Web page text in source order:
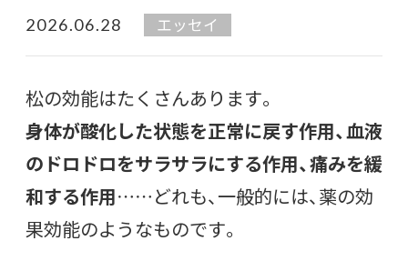
2026.06.28 エッセイ
松の効能はたくさんあります。
身体が酸化した状態を正常に戻す作用、血液
のドロドロをサラサラにする作用、痛みを緩
和する作用……どれも、一般的には、薬の効
果効能のようなものです。